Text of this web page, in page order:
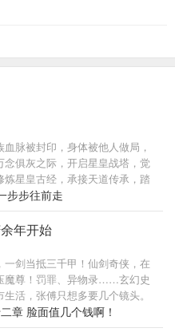
脉被封印，身体被他人做局，
念俱灰之际，开启星皇战塔，觉
星皇古经，承接天道传承，踏
。我若成魔，谁敢成佛！
步步往前走
年开始
一剑当抵三千甲！仙剑奇侠，在
魔尊！罚罪、异物录……玄幻史
活，张傅只想多要几个镜头。
章 脸面值几个钱啊！